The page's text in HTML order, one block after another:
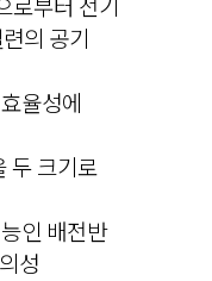
의 공기
율성에
두 크기로
인 배전반
성